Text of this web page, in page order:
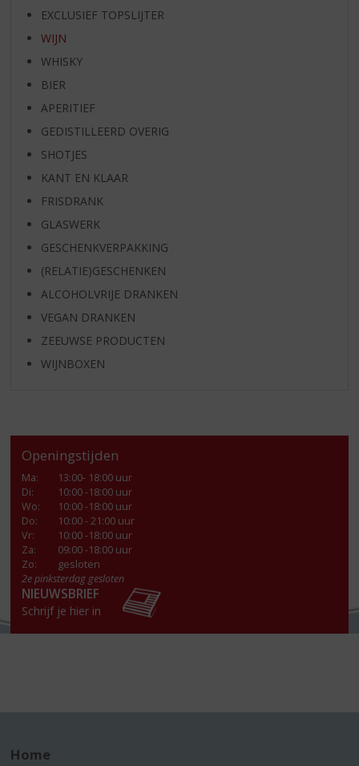
EXCLUSIEF TOPSLIJTER
WIJN
WHISKY
BIER
APERITIEF
GEDISTILLEERD OVERIG
SHOTJES
KANT EN KLAAR
FRISDRANK
GLASWERK
GESCHENKVERPAKKING
(RELATIE)GESCHENKEN
ALCOHOLVRIJE DRANKEN
VEGAN DRANKEN
ZEEUWSE PRODUCTEN
WIJNBOXEN
Openingstijden
Ma:
13:00- 18:00 uur
Di:
10:00 -18:00 uur
Wo:
10:00 -18:00 uur
Do:
10:00 - 21:00 uur
Vr:
10:00 -18:00 uur
Za:
09:00 -18:00 uur
Zo:
gesloten
2e pinksterdag gesloten
NIEUWSBRIEF
Schrijf je hier in
Home